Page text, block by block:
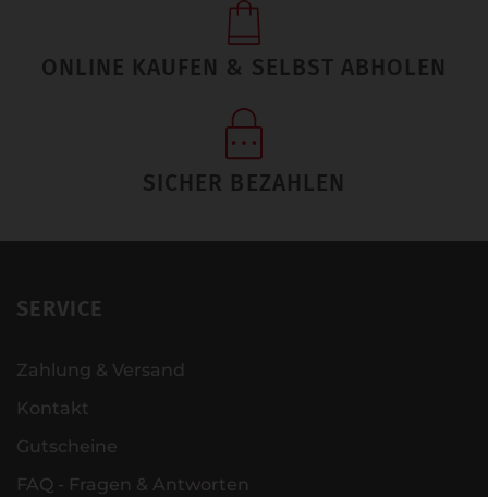
ONLINE KAUFEN & SELBST ABHOLEN
SICHER BEZAHLEN
SERVICE
Zahlung & Versand
Kontakt
Gutscheine
FAQ - Fragen & Antworten